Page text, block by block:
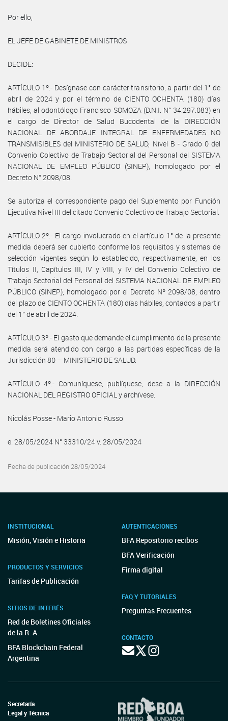
Por ello,
EL JEFE DE GABINETE DE MINISTROS
DECIDE:
ARTÍCULO 1º.- Desígnase con carácter transitorio, a partir del 1° de
abril de 2024 y por el término de CIENTO OCHENTA (180) días
hábiles, al odontólogo Francisco SOMOZA (D.N.I. N° 34.297.083) en
el cargo de Director de Salud Bucodental de la DIRECCIÓN
NACIONAL DE ABORDAJE INTEGRAL DE ENFERMEDADES NO
TRANSMISIBLES del MINISTERIO DE SALUD, Nivel B - Grado 0 del
Convenio Colectivo de Trabajo Sectorial del Personal del SISTEMA
NACIONAL DE EMPLEO PÚBLICO (SINEP), homologado por el
Decreto N° 2098/08.
Se autoriza el correspondiente pago del Suplemento por Función
Ejecutiva Nivel III del citado Convenio Colectivo de Trabajo Sectorial.
ARTÍCULO 2º.- El cargo involucrado en el artículo 1° de la presente
medida deberá ser cubierto conforme los requisitos y sistemas de
selección vigentes según lo establecido, respectivamente, en los
Títulos II, Capítulos III, IV y VIII, y IV del Convenio Colectivo de
Trabajo Sectorial del Personal del SISTEMA NACIONAL DE EMPLEO
PÚBLICO (SINEP), homologado por el Decreto Nº 2098/08, dentro
del plazo de CIENTO OCHENTA (180) días hábiles, contados a partir
del 1° de abril de 2024.
ARTÍCULO 3º.- El gasto que demande el cumplimiento de la presente
medida será atendido con cargo a las partidas específicas de la
Jurisdicción 80 – MINISTERIO DE SALUD.
ARTÍCULO 4º.- Comuníquese, publíquese, dese a la DIRECCIÓN
NACIONAL DEL REGISTRO OFICIAL y archívese.
Nicolás Posse - Mario Antonio Russo
e. 28/05/2024 N° 33310/24 v. 28/05/2024
Fecha de publicación 28/05/2024
INSTITUCIONAL
Misión, Visión e Historia
PRODUCTOS Y SERVICIOS
Tarifas de Publicación
SITIOS DE INTERÉS
Red de Boletines Oficiales
de la R. A.
BFA Blockchain Federal
Argentina
AUTENTICACIONES
BFA Repositorio recibos
BFA Verificación
Firma digital
FAQ Y TUTORIALES
Preguntas Frecuentes
CONTACTO
Secretaría
Legal y Técnica